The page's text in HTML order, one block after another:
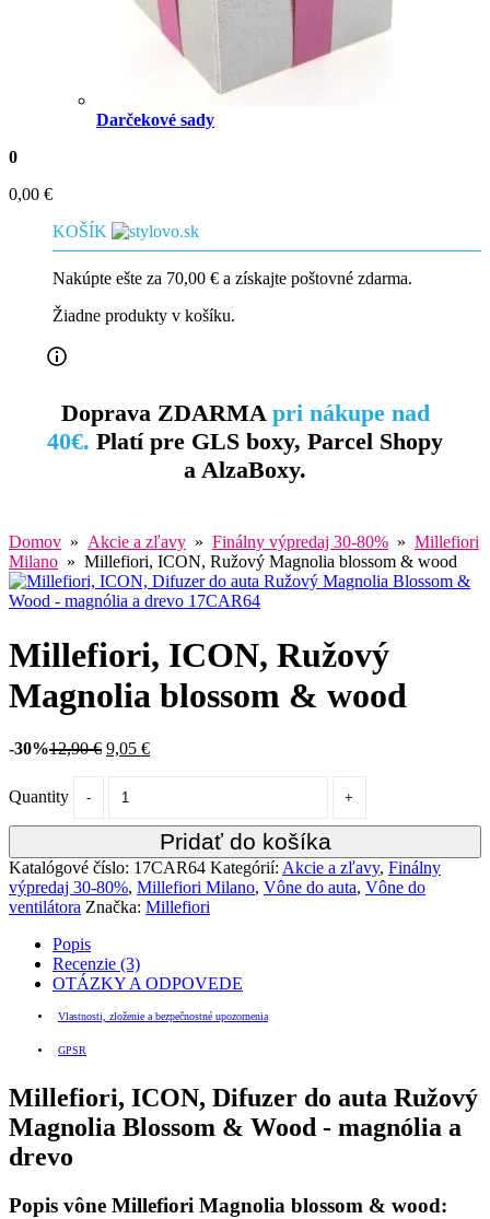
Darčekové sady
0
0,00 €
KOŠÍK
Nakúpte ešte za 70,00 € a získajte poštovné zdarma.
Žiadne produkty v košíku.
Doprava ZDARMA pri nákupe nad
40€. Platí pre GLS boxy, Parcel Shopy
a AlzaBoxy.
Domov » Akcie a zľavy » Finálny výpredaj 30-80% » Millefiori
Milano » Millefiori, ICON, Ružový Magnolia blossom & wood
Millefiori, ICON, Ružový
Magnolia blossom & wood
-30%12,90€ 9,05 €
Quantity
Pridať do košíka
Katalógové číslo: 17CAR64 Kategórií: Akcie a zľavy, Finálny
výpredaj 30-80%, Millefiori Milano, Vône do auta, Vône do
ventilátora Značka: Millefiori
Popis
Recenzie (3)
OTÁZKY A ODPOVEDE
Vlastnosti, zloženie a bezpečnostné upozornenia
GPSR
Millefiori, ICON, Difuzer do auta Ružový
Magnolia Blossom & Wood - magnólia a
drevo
Popis vône Millefiori Magnolia blossom & wood: